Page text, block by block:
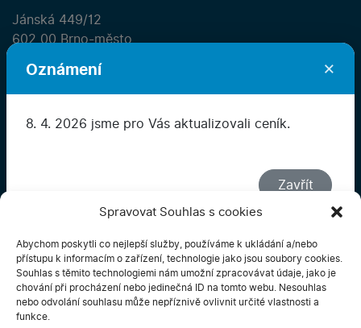
Spravovat Souhlas s cookies
Abychom poskytli co nejlepší služby, používáme k ukládání a/nebo
přístupu k informacím o zařízení, technologie jako jsou soubory cookies.
Souhlas s těmito technologiemi nám umožní zpracovávat údaje, jako je
chování při procházení nebo jedinečná ID na tomto webu. Nesouhlas
nebo odvolání souhlasu může nepříznivě ovlivnit určité vlastnosti a
funkce.
Oznámení ×
8. 4. 2026 jsme pro Vás aktualizovali ceník.
Zavřít
Jánská 449/12
602 00 Brno-město
info@ivetakolarova.cz
© 2026 Zdravotní pedikúra Iveta Kolářová. Veškerá práva
vyhrazena.
Vyrobili ✓imagemakers.cz